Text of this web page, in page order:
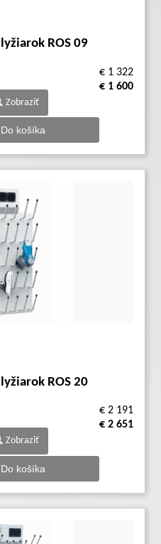
ROS 09
€ 1 322
€ 1 600
Zobraziť
Do košíka
ROS 20
€ 2 191
€ 2 651
Zobraziť
Do košíka